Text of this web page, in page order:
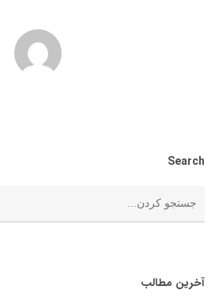
Search
آخرین مطالب